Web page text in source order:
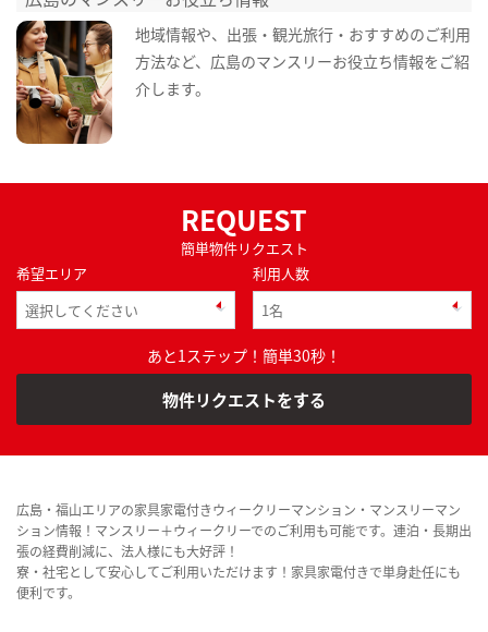
地域情報や、出張・観光旅行・おすすめのご利用
方法など、広島のマンスリーお役立ち情報をご紹
介します。
REQUEST
簡単物件リクエスト
希望エリア
利用人数
あと1ステップ！簡単30秒！
物件リクエストをする
広島・福山エリアの家具家電付きウィークリーマンション・マンスリーマン
ション情報！マンスリー＋ウィークリーでのご利用も可能です。連泊・長期出
張の経費削減に、法人様にも大好評！
寮・社宅として安心してご利用いただけます！家具家電付きで単身赴任にも
便利です。